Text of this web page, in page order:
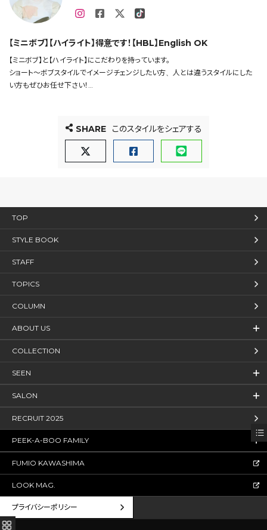
【ミニボブ】【ハイライト】得意です！【HBL】English OK
【ミニボブ】と【ハイライト】にこだわりを持っています。
ショート〜ボブスタイルでイメージチェンジしたい方、人とは違うスタイルにした
い方もぜひお任せ下さい！
白髪ぼかしもお任せください！
SHARE このスタイルをシェアする
TOP
STYLE BOOK
STAFF
TOPICS
COLUMN
ABOUT US
COLLECTION
SEEN
SALON
RECRUIT 2025
PEEK-A-BOO FAMILY
FUMIO KAWASHIMA
LOOK MAG.
プライバシーポリシー